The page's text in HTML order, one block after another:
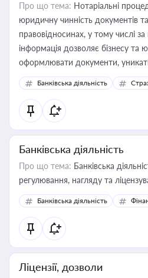
Про що тема: Нотаріальні
юридичну чинність документів
правовідносинах, у тому числі
інформація дозволяє бізнесу та
оформлювати документи, уникати
забезпечувати їх належне
контрагентами
Банківська діяльність
Банківська діяльність
Про що тема: Банківська
регулювання, нагляду та
Банківська діяльність
Ліцензії, дозволи